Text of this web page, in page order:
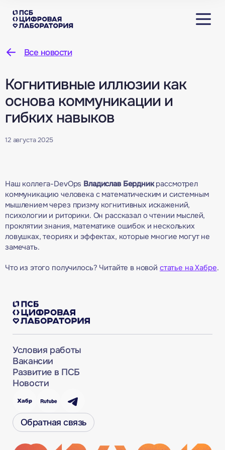
Все новости
Когнитивные иллюзии как
основа коммуникации и
гибких навыков
12 августа 2025
Наш коллега-DevOps Владислав Бердникрассмотрел
коммуникацию человека с математическим и системным
мышлением через призму когнитивных искажений,
психологии и риторики. Он рассказал о чтении мыслей,
проклятии знания, математике ошибок и нескольких
ловушках, теориях и эффектах, которые многие могут не
замечать.
Что из этого получилось? Читайте в новой статье на Хабре.
Условия работы
Вакансии
Развитие в ПСБ
Новости
Обратная связь